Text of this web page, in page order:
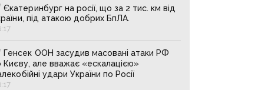
Єкатеринбург на росії, що за 2 тис. км від
під атакою добрих БпЛА.
Генсек ООН засудив масовані атаки РФ
Києву, але вважає «ескалацією»
удари України по Росії